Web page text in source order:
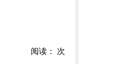
阅读： 次